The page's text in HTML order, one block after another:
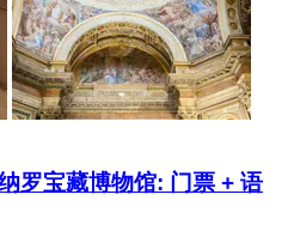
罗宝藏博物馆: 门票 + 语